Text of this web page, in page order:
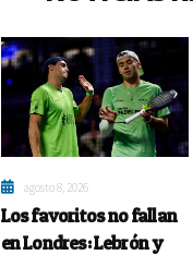
agosto 8, 2026
Los favoritos no fallan
en Londres: Lebrón y